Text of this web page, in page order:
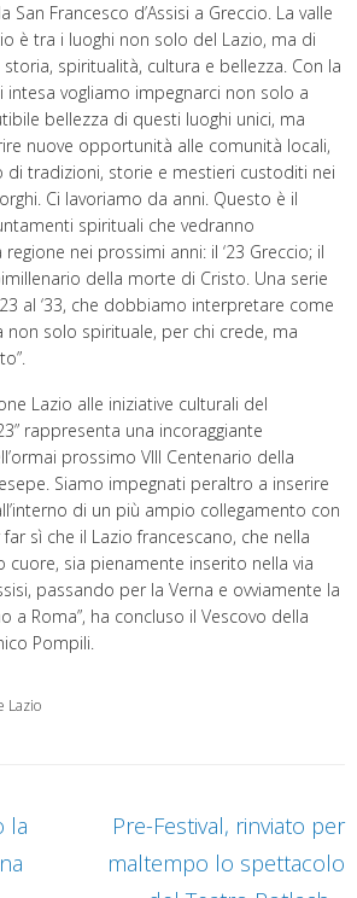
Francesco d’Assisi a Greccio. La valle
è tra i luoghi non solo del Lazio, ma di
spiritualità, cultura e bellezza. Con la
vogliamo impegnarci non solo a
bellezza di questi luoghi unici, ma
nuove opportunità alle comunità locali,
di tradizioni, storie e mestieri custoditi nei
Ci lavoriamo da anni. Questo è il
spirituali che vedranno
nei prossimi anni: il ‘23 Greccio; il
della morte di Cristo. Una serie
al ‘33, che dobbiamo interpretare come
non solo spirituale, per chi crede, ma
Lazio alle iniziative culturali del
rappresenta una incoraggiante
prossimo VIII Centenario della
Siamo impegnati peraltro a inserire
di un più ampio collegamento con
sì che il Lazio francescano, che nella
cuore, sia pienamente inserito nella via
passando per la Verna e ovviamente la
a Roma”, ha concluso il Vescovo della
Pompili.
Lazio
la
Pre-Festival, rinviato per
maltempo lo spettacolo